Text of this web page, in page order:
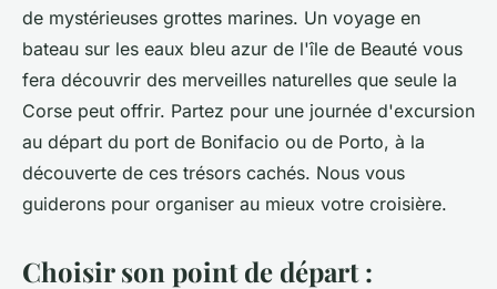
de mystérieuses grottes marines. Un voyage en
bateau sur les eaux bleu azur de l'île de Beauté vous
fera découvrir des merveilles naturelles que seule la
Corse peut offrir. Partez pour une journée d'excursion
au départ du port de Bonifacio ou de Porto, à la
découverte de ces trésors cachés. Nous vous
guiderons pour organiser au mieux votre croisière.
Choisir son point de départ :